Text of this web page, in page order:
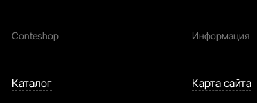
Conteshop
Каталог
Информация
Карта сайта